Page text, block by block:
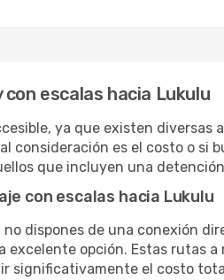
escalas hacia Lukulu
ya que existen
consideración es el costo o si
que incluyen una
con escalas hacia Lukulu
dispones de una conexión
excelente opción. Estas rutas
significativamente el costo